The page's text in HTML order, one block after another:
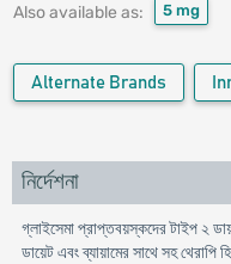
Also available as: 5 mg
Alternate Brands
নির্দেশনা
গ্লাইসেমা প্রাপ্তবয়স্কদের টাইপ ২
ডায়েট এবং ব্যায়ামের সাথে সহ থেরাপি